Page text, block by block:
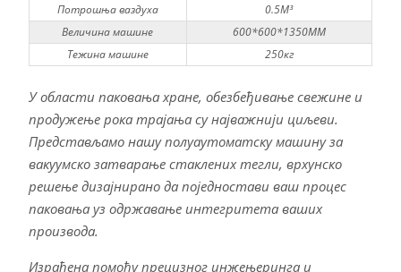
Потрошња ваздуха
0.5М³
Величина машине
600*600*1350ММ
Тежина машине
250кг
У области паковања хране, обезбеђивање свежине и
продужење рока трајања су најважнији циљеви.
Представљамо нашу полуаутоматску машину за
вакуумско затварање стаклених тегли, врхунско
решење дизајнирано да поједностави ваш процес
паковања уз одржавање интегритета ваших
производа.
Израђена помоћу прецизног инжењеринга и